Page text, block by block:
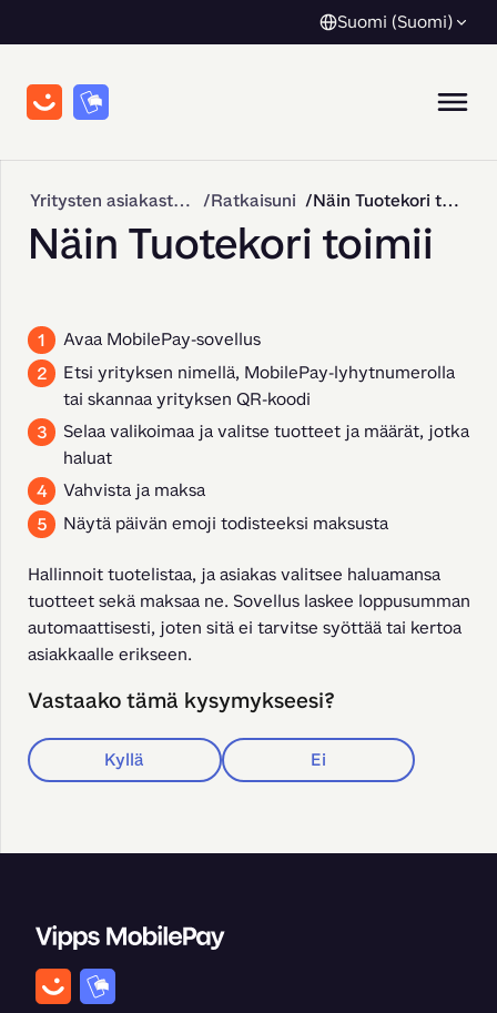
Suomi (Suomi)
Yritysten asiakastuki Ratkaisuni Näin Tuotekori toimii
Näin Tuotekori toimii
Avaa MobilePay-sovellus
Etsi yrityksen nimellä, MobilePay-lyhytnumerolla
tai skannaa yrityksen QR-koodi
Selaa valikoimaa ja valitse tuotteet ja määrät, jotka
haluat
Vahvista ja maksa
Näytä päivän emoji todisteeksi maksusta
Hallinnoit tuotelistaa, ja asiakas valitsee haluamansa
tuotteet sekä maksaa ne. Sovellus laskee loppusumman
automaattisesti, joten sitä ei tarvitse syöttää tai kertoa
asiakkaalle erikseen.
Vastaako tämä kysymykseesi?
Kyllä Ei